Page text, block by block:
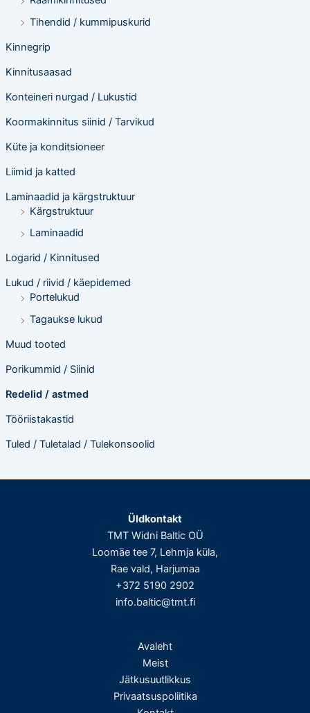
Tihendid / kummipuskurid
Kinnegrip
Kinnitusaasad
Konteineri nurgad / Lukustid
Koormakinnitus siinid / Tarvikud
Küte ja konditsioneer
Liimid ja katted
Laminaadid ja kärgstruktuur
Kärgstruktuur
Laminaadid
Logarid / Kinnitused
Lukud / riivid / käepidemed
Portelukud
Tagaukse lukud
Muud tooted
Porikummid / Siinid
Redelid / astmed
Tööriistakastid
Tuled / Tuletalad / Tulekonsoolid
Üldkontakt
TMT Widni Baltic OÜ
Loomäe tee 7, Lehmja küla,
Rae vald, Harjumaa
+372 5190 2902
info.baltic@tmt.fi
Avaleht
Meist
Jätkusuutlikkus
Privaatsuspoliitika